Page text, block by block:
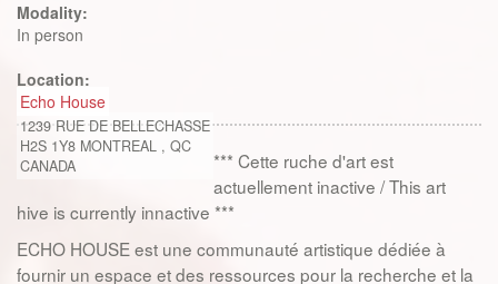
Modality:
In person
Location:
Echo House
1239 RUE DE BELLECHASSE
H2S 1Y8 MONTREAL , QC
CANADA
*** Cette ruche d'art est
actuellement inactive / This art
hive is currently innactive ***
ECHO HOUSE est une communauté artistique dédiée à
fournir un espace et des ressources pour la recherche et la